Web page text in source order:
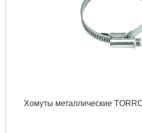
Хомуты металлические